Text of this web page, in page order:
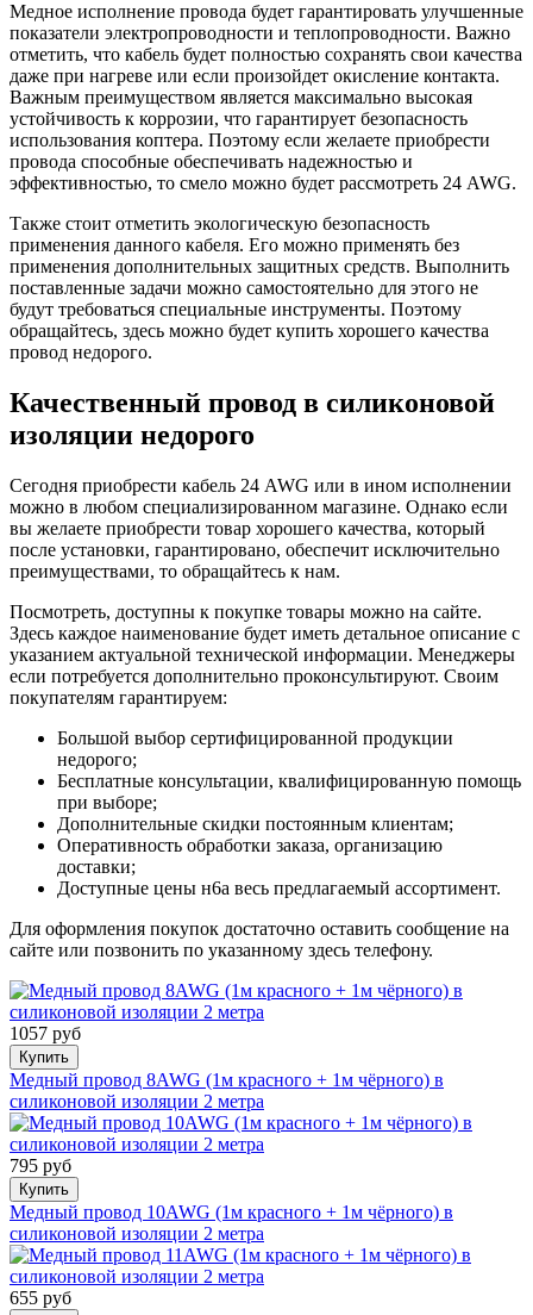
Медное исполнение провода будет гарантировать улучшенные
показатели электропроводности и теплопроводности. Важно
отметить, что кабель будет полностью сохранять свои качества
даже при нагреве или если произойдет окисление контакта.
Важным преимуществом является максимально высокая
устойчивость к коррозии, что гарантирует безопасность
использования коптера. Поэтому если желаете приобрести
провода способные обеспечивать надежностью и
эффективностью, то смело можно будет рассмотреть 24 AWG.
Также стоит отметить экологическую безопасность
применения данного кабеля. Его можно применять без
применения дополнительных защитных средств. Выполнить
поставленные задачи можно самостоятельно для этого не
будут требоваться специальные инструменты. Поэтому
обращайтесь, здесь можно будет купить хорошего качества
провод недорого.
Качественный провод в силиконовой
изоляции недорого
Сегодня приобрести кабель 24 AWG или в ином исполнении
можно в любом специализированном магазине. Однако если
вы желаете приобрести товар хорошего качества, который
после установки, гарантировано, обеспечит исключительно
преимуществами, то обращайтесь к нам.
Посмотреть, доступны к покупке товары можно на сайте.
Здесь каждое наименование будет иметь детальное описание с
указанием актуальной технической информации. Менеджеры
если потребуется дополнительно проконсультируют. Своим
покупателям гарантируем:
Большой выбор сертифицированной продукции
недорого;
Бесплатные консультации, квалифицированную помощь
при выборе;
Дополнительные скидки постоянным клиентам;
Оперативность обработки заказа, организацию
доставки;
Доступные цены н6а весь предлагаемый ассортимент.
Для оформления покупок достаточно оставить сообщение на
сайте или позвонить по указанному здесь телефону.
1057 руб
Купить
Медный провод 8AWG (1м красного + 1м чёрного) в
силиконовой изоляции 2 метра
795 руб
Купить
Медный провод 10AWG (1м красного + 1м чёрного) в
силиконовой изоляции 2 метра
655 руб